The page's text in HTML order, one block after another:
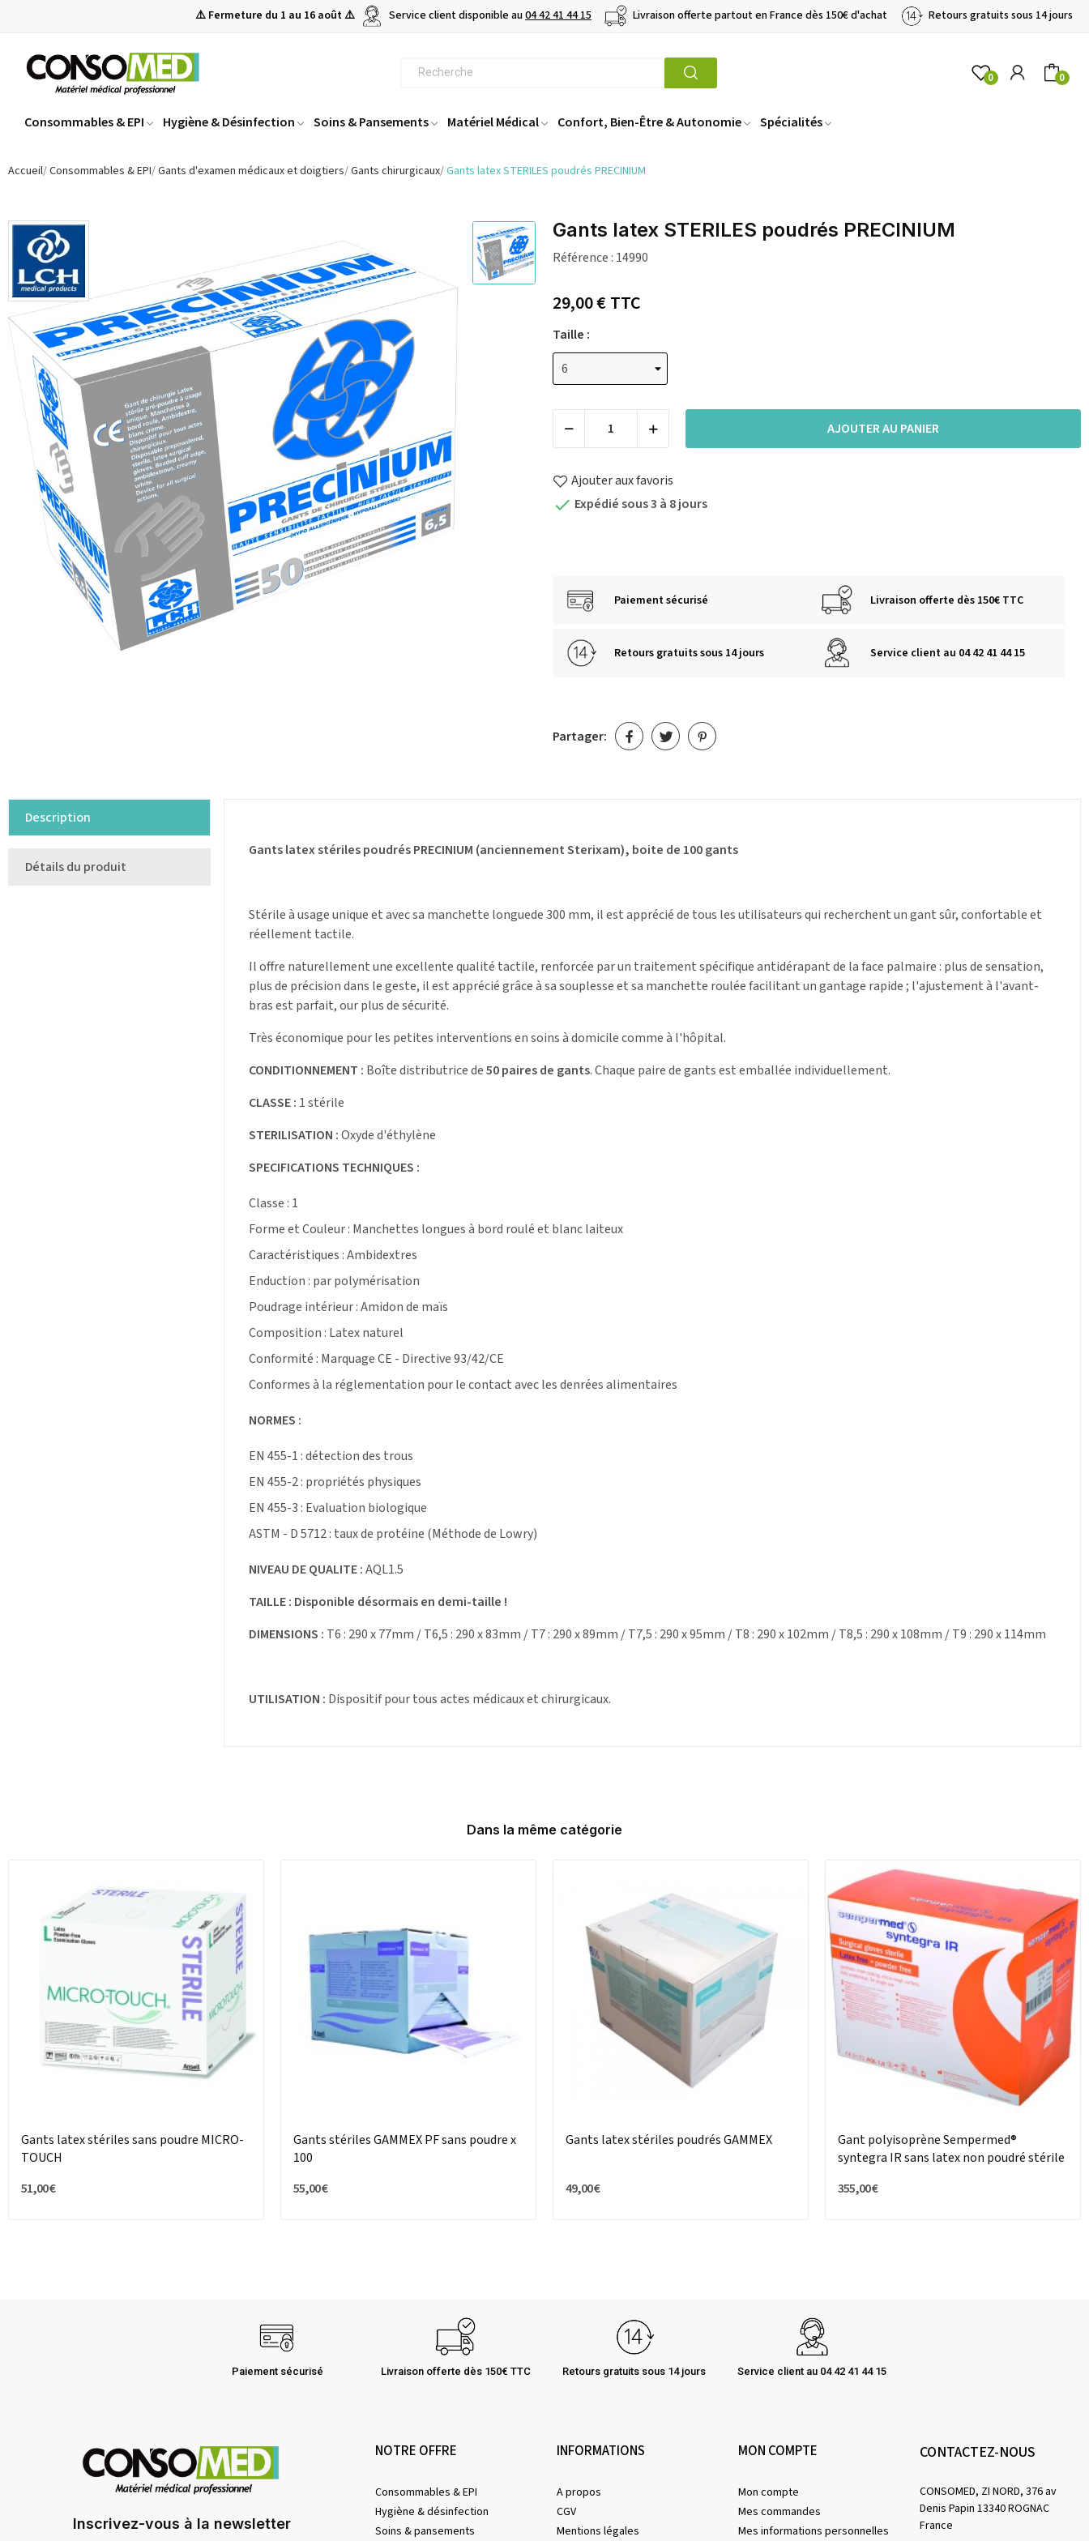
⚠️ Fermeture du 1 au 16 août ⚠️ Service client disponible au04 42 41 44 15 Livraison offerte partout en France dès 150€ d'achat Retours gratuits sous 14 jours
0 0
Consommables & EPI Hygiène & Désinfection Soins & Pansements Matériel Médical Confort, Bien-Être & Autonomie Spécialités
Accueil Consommables & EPI Gants d'examen médicaux et doigtiers Gants chirurgicaux Gants latex STERILES poudrés PRECINIUM
Gants latex STERILES poudrés PRECINIUM
Référence : 14990
29,00 €TTC
Taille :
AJOUTER AU PANIER
Ajouter aux favoris
 Expédié sous 3 à 8 jours
Paiement sécurisé Livraison offerte dès 150€ TTC
Retours gratuits sous 14 jours Service client au 04 42 41 44 15
Partager:
Description
Détails du produit
Gants latex stériles poudrés PRECINIUM (anciennement Sterixam), boite de 100 gants
Stérile à usage unique et avec sa manchette longuede 300 mm, il est apprécié de tous les utilisateurs qui recherchent un gant sûr, confortable et
réellement tactile.
Il offre naturellement une excellente qualité tactile, renforcée par un traitement spécifique antidérapant de la face palmaire : plus de sensation,
plus de précision dans le geste, il est apprécié grâce à sa souplesse et sa manchette roulée facilitant un gantage rapide ; l'ajustement à l'avant-
bras est parfait, our plus de sécurité.
Très économique pour les petites interventions en soins à domicile comme à l'hôpital.
CONDITIONNEMENT : Boîte distributrice de50 paires de gants. Chaque paire de gants est emballée individuellement.
CLASSE : 1 stérile
STERILISATION :Oxyde d'éthylène
SPECIFICATIONS TECHNIQUES :
Classe : 1
Forme et Couleur : Manchettes longues à bord roulé et blanc laiteux
Caractéristiques : Ambidextres
Enduction : par polymérisation
Poudrage intérieur : Amidon de maïs
Composition : Latex naturel
Conformité : Marquage CE - Directive 93/42/CE
Conformes à la réglementation pour le contact avec les denrées alimentaires
NORMES :
EN 455-1 : détection des trous
EN 455-2 : propriétés physiques
EN 455-3 : Evaluation biologique
ASTM - D 5712 : taux de protéine (Méthode de Lowry)
NIVEAU DE QUALITE :AQL1.5
TAILLE : Disponible désormais en demi-taille !
DIMENSIONS : T6 : 290 x 77mm / T6,5 : 290 x 83mm / T7 : 290 x 89mm / T7,5 : 290 x 95mm / T8 : 290 x 102mm / T8,5 : 290 x 108mm / T9 : 290 x 114mm
UTILISATION : Dispositif pour tous actes médicaux et chirurgicaux.
Dans la même catégorie
Gants latex stériles sans poudre MICRO-
TOUCH
51,00 €
Gants stériles GAMMEX PF sans poudre x
100
55,00 €
Gants latex stériles poudrés GAMMEX
49,00 €
Gant polyisoprène Sempermed®
syntegra IR sans latex non poudré stérile
355,00 €
Paiement sécurisé Livraison offerte dès 150€ TTC Retours gratuits sous 14 jours Service client au 04 42 41 44 15
Inscrivez-vous à la newsletter
NOTRE OFFRE
Consommables & EPI
Hygiène & désinfection
Soins & pansements
INFORMATIONS
A propos
CGV
Mentions légales
MON COMPTE
Mon compte
Mes commandes
Mes informations personnelles
CONTACTEZ-NOUS
CONSOMED, ZI NORD, 376 av
Denis Papin 13340 ROGNAC
France